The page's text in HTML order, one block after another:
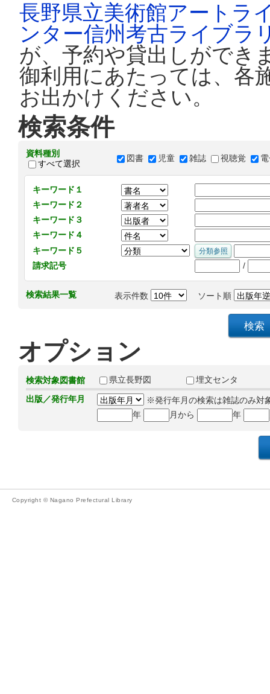
長野県立美術館アートラ
ンター信州考古ライブラ
が、予約や貸出しができ
御利用にあたっては、各
お出かけください。
検索条件
資料種別
すべて選択
図書 児童 雑誌 視聴覚
キーワード１
キーワード２
キーワード３
キーワード４
キーワード５
請求記号
/
検索結果一覧 表示件数 ソート順
オプション
検索対象図書館 県立長野図
埋文センタ
出版／発行年月
※発行年月の検索は雑誌のみ対
年
月から 年
Copyright © Nagano Prefectural Library